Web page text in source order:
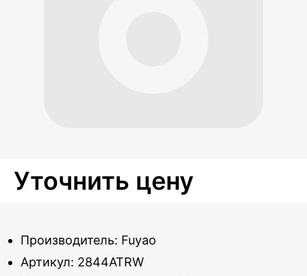
Уточнить цену
Производитель: Fuyao
Артикул: 2844ATRW